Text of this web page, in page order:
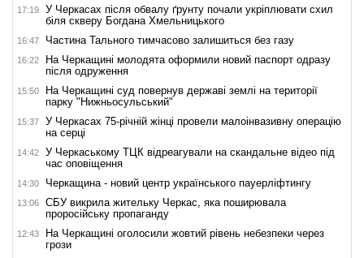
17:19
У Черкасах після обвалу ґрунту почали укріплювати схил
біля скверу Богдана Хмельницького
16:47 Частина Тального тимчасово залишиться без газу
16:22
На Черкащині молодята оформили новий паспорт одразу
після одруження
15:50
На Черкащині суд повернув державі землі на території
парку "Нижньосульський"
15:37
У Черкасах 75-річній жінці провели малоінвазивну операцію
на серці
14:42
У Черкаському ТЦК відреагували на скандальне відео під
час оповіщення
14:30 Черкащина - новий центр українського пауерліфтингу
13:06
СБУ викрила жительку Черкас, яка поширювала
проросійську пропаганду
12:43
На Черкащині оголосили жовтий рівень небезпеки через
грози